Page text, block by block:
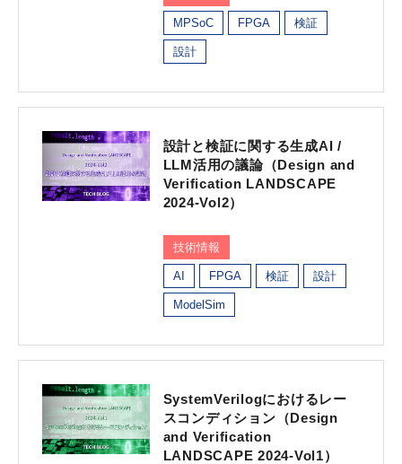
MPSoC FPGA 検証
設計
設計と検証に関する生成AI /
LLM活用の議論（Design and
Verification LANDSCAPE
2024-Vol2）
技術情報
AI FPGA 検証 設計
ModelSim
SystemVerilogにおけるレー
スコンディション（Design
and Verification
LANDSCAPE 2024-Vol1）